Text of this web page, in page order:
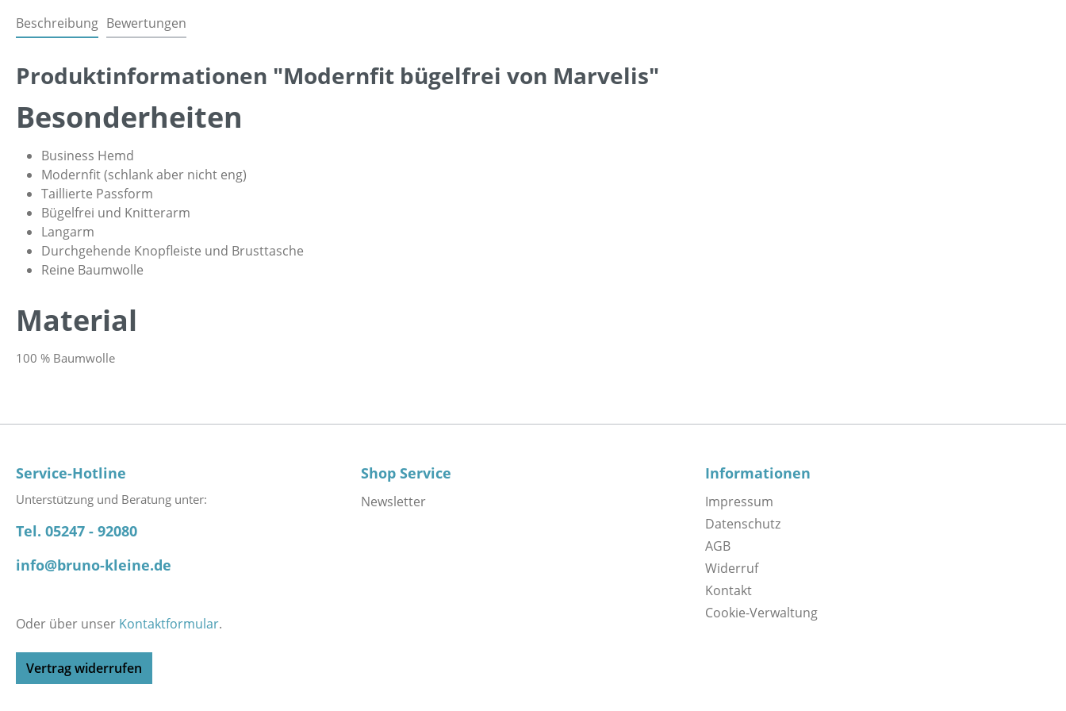
Beschreibung Bewertungen
Produktinformationen "Modernfit bügelfrei von Marvelis"
Besonderheiten
Business Hemd
Modernfit (schlank aber nicht eng)
Taillierte Passform
Bügelfrei und Knitterarm
Langarm
Durchgehende Knopfleiste und Brusttasche
Reine Baumwolle
Material
100 % Baumwolle
Service-Hotline
Unterstützung und Beratung unter:
Tel. 05247 - 92080
info@bruno-kleine.de
Oder über unser Kontaktformular.
Vertrag widerrufen
Shop Service
Newsletter
Informationen
Impressum
Datenschutz
AGB
Widerruf
Kontakt
Cookie-Verwaltung